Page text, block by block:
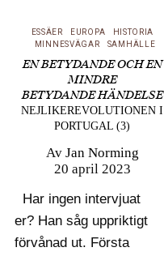
ESSÄER EUROPA
HISTORIA
MINNESVÄGAR
SAMHÄLLE
EN BETYDANDE OCH EN
MINDRE
BETYDANDE HÄNDELSE
NEJLIKEREVOLUTIONEN I
PORTUGAL (3)
Av Jan Norming
20 april 2023
Har ingen intervjuat
er? Han såg uppriktigt
förvånad ut. Första